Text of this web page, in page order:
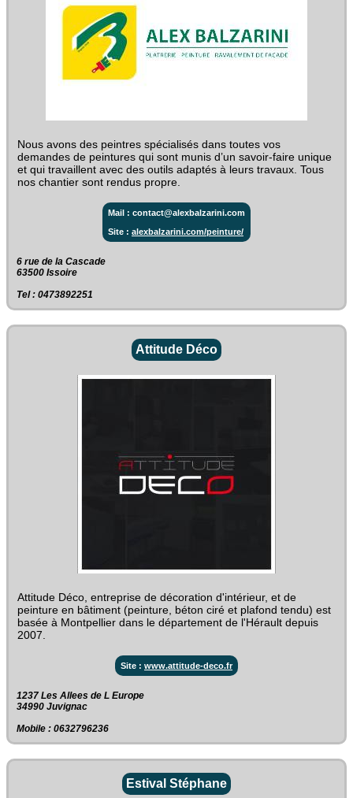
Nous avons des peintres spécialisés dans toutes vos
demandes de peintures qui sont munis d’un savoir-faire unique
et qui travaillent avec des outils adaptés à leurs travaux. Tous
nos chantier sont rendus propre.
Mail : contact@alexbalzarini.com
Site : alexbalzarini.com/peinture/
6 rue de la Cascade‎
63500 Issoire
Tel : 0473892251
Attitude Déco
Attitude Déco, entreprise de décoration d'intérieur, et de
peinture en bâtiment (peinture, béton ciré et plafond tendu) est
basée à Montpellier dans le département de l'Hérault depuis
2007.
Site : www.attitude-deco.fr
1237 Les Allees de L Europe‎
34990 Juvignac
Mobile : 0632796236
Estival Stéphane